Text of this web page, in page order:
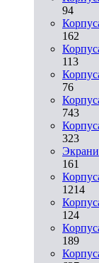
94
162
113
76
743
323
161
1214
124
189